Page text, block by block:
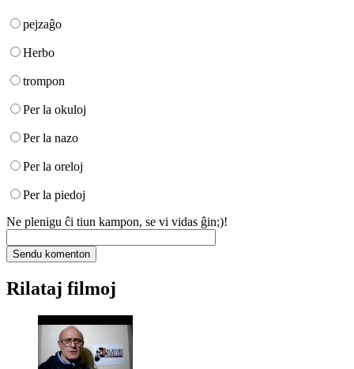
pejzaĝo
Herbo
trompon
Per la okuloj
Per la nazo
Per la oreloj
Per la piedoj
Ne plenigu ĉi tiun kampon, se vi vidas ĝin;)!
Rilataj filmoj